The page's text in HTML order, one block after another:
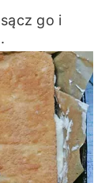
go i